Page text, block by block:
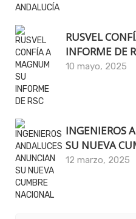
RUSVEL
INFORME DE
10 mayo, 2025
INGENIEROS
SU NUEVA
12 marzo, 2025